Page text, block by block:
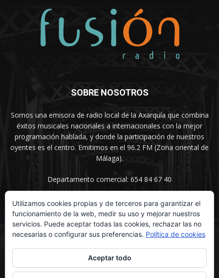
SOBRE NOSOTROS
Somos una emisora de radio local de la Axarquía que combina
éxitos musicales nacionales a internacionales con la mejor
programación hablada, y donde la participación de nuestros
oyentes es el centro. Emitimos en el 96.2 FM (Zona oriental de
Málaga).
Departamento comercial: 654 84 67 40
SÍGUENOS
Utilizamos cookies propias y de terceros para garantizar el
funcionamiento de la web, medir su uso y mejorar nuestros
servicios. Puede aceptar todas las cookies, rechazar las no
necesarias o configurar sus preferencias. Política de cookies
Aceptar todo